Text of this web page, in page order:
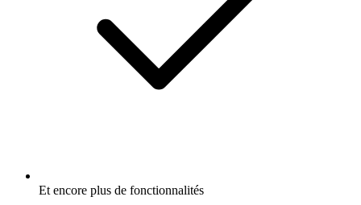
Et encore plus de fonctionnalités